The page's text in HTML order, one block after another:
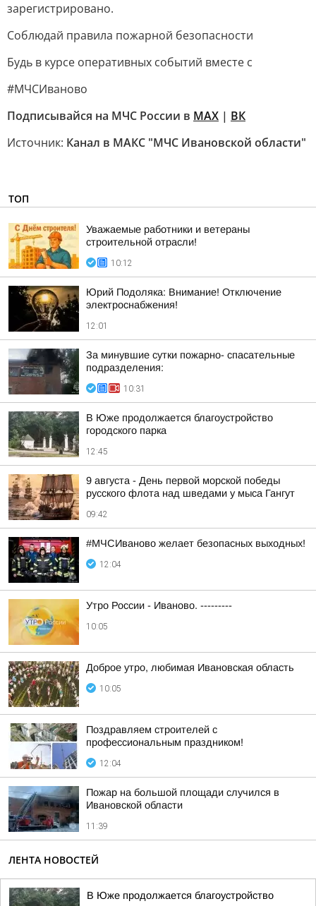
зарегистрировано.
Соблюдай правила пожарной безопасности
Будь в курсе оперативных событий вместе с
#МЧСИваново
Подписывайся на МЧС России в MAX | ВК
Источник: Канал в МАКС "МЧС Ивановской области"
ТОП
Уважаемые работники и ветераны
строительной отрасли!
10:12
Юрий Подоляка: Внимание! Отключение
электроснабжения!
12:01
За минувшие сутки пожарно- спасательные
подразделения:
10:31
В Юже продолжается благоустройство
городского парка
12:45
9 августа - День первой морской победы
русского флота над шведами у мыса Гангут
09:42
#МЧСИваново желает безопасных выходных!
12:04
Утро России - Иваново. ---------
10:05
Доброе утро, любимая Ивановская область
10:05
Поздравляем строителей с
профессиональным праздником!
12:04
Пожар на большой площади случился в
Ивановской области
11:39
ЛЕНТА НОВОСТЕЙ
В Юже продолжается благоустройство